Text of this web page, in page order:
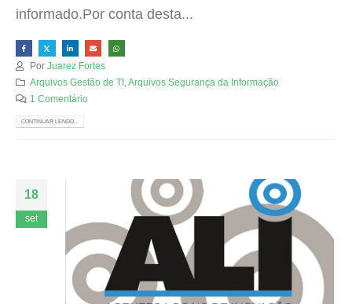
informado.Por conta desta...
Por Juarez Fortes
Arquivos Gestão de TI
Arquivos Segurança da Informação
1 Comentário
CONTINUAR LENDO...
18
set